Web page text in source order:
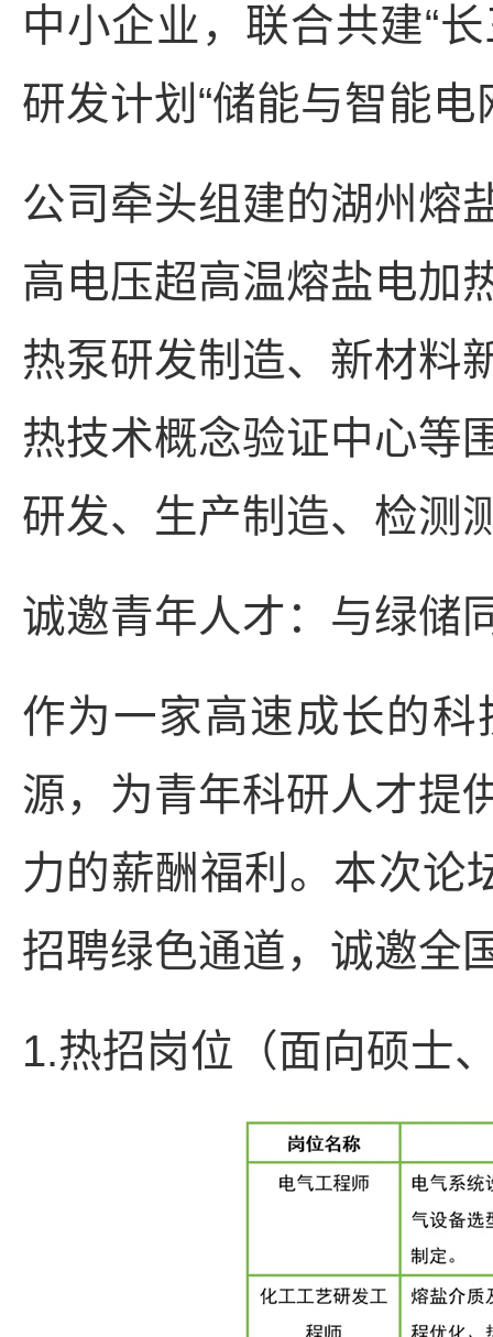
中小企业，联合共建“
研发计划“储能与智能
公司牵头组建的湖州熔
高电压超高温熔盐电加
热泵研发制造、新材料
热技术概念验证中心等
研发、生产制造、检测
诚邀青年人才：与绿储
作为一家高速成长的
源，为青年科研人才提
力的薪酬福利。本次论
招聘绿色通道，诚邀全
1.热招岗位（面向硕士